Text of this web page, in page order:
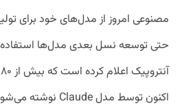
مصنوعی امروز از مدل‌های خود برای
حتی توسعه نسل بعدی مدل‌ها استفاده
اکنون توسط مدل Claude نوشته می‌شود.